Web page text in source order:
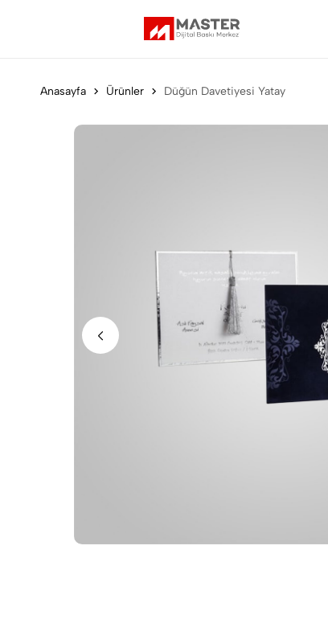
Anasayfa Ürünler Düğün Davetiyesi Yatay